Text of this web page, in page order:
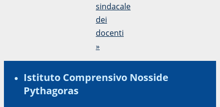
sindacale
dei
docenti
»
Istituto Comprensivo Nosside
Pythagoras